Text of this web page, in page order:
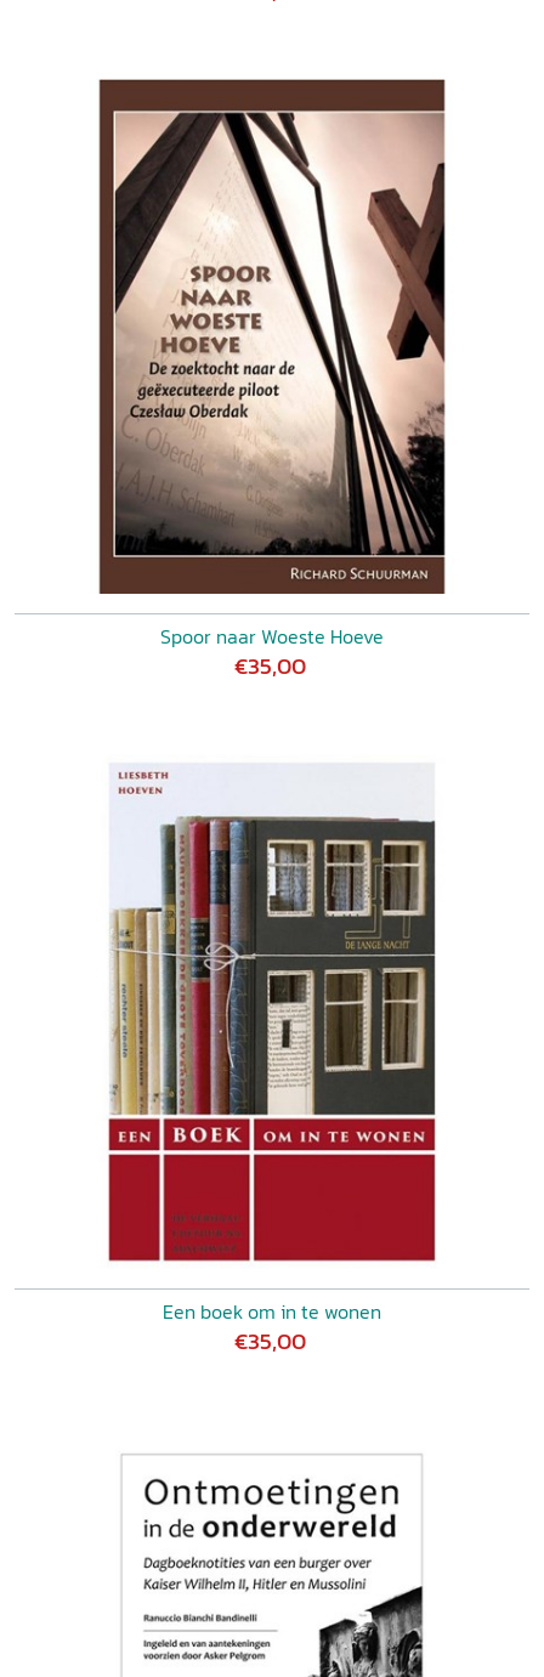
Spoor naar Woeste Hoeve
€35,00
Een boek om in te wonen
€35,00